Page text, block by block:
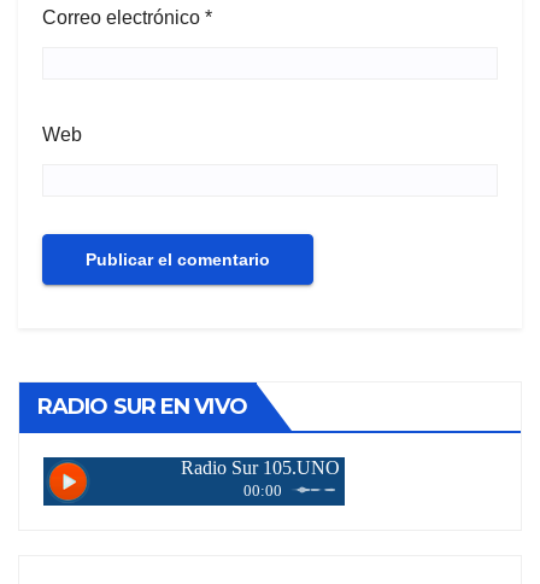
Correo electrónico *
Web
RADIO SUR EN VIVO